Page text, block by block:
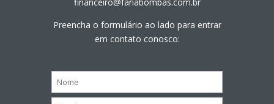
Preencha o formulário ao lado para entrar
em contato conosco: